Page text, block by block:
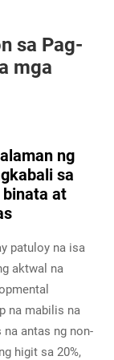
sa Pag-
mga
ng
sa
binata at
patuloy na isa
aktwal na
na mabilis na
na antas ng non-
higit sa 20%,